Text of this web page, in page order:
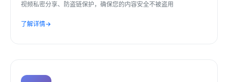
视频私密分享、防盗链保护，确保您的内容安全不被盗用
了解详情→